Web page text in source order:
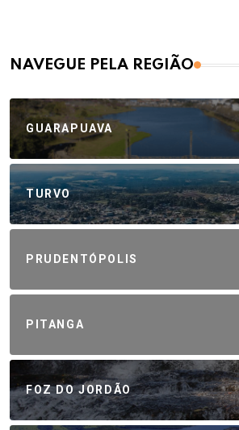
NAVEGUE PELA REGIÃO
GUARAPUAVA
TURVO
PRUDENTÓPOLIS
PITANGA
FOZ DO JORDÃO